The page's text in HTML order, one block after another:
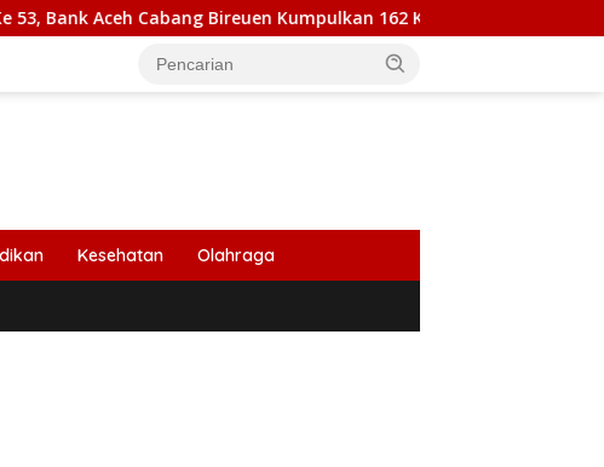
Cabang Bireuen Kumpulkan 162 Kantong Darah
Kesehatan Olahraga